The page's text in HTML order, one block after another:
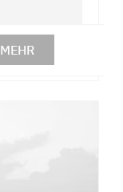
MEHR